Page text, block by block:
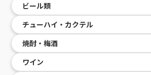
ビール類
チューハイ・カクテル
焼酎・梅酒
ワイン